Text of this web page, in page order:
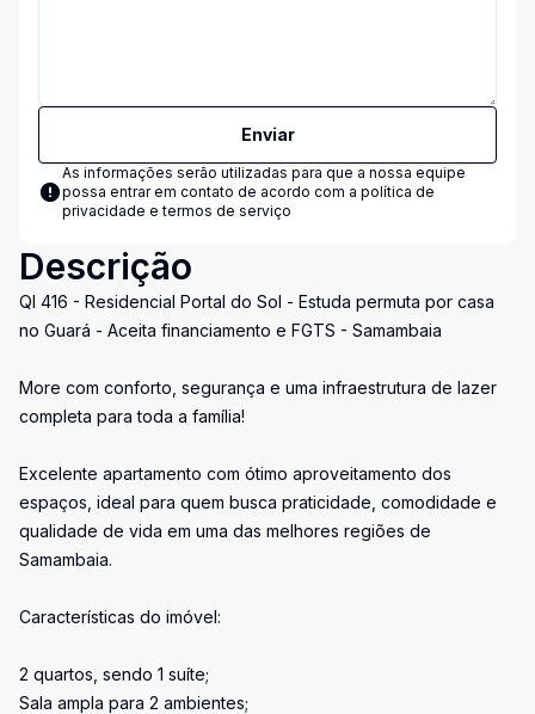
Enviar
As informações serão utilizadas para que a nossa equipe
possa entrar em contato de acordo com a política de
privacidade e termos de serviço
Descrição
QI 416 - Residencial Portal do Sol - Estuda permuta por casa
no Guará - Aceita financiamento e FGTS - Samambaia
More com conforto, segurança e uma infraestrutura de lazer
completa para toda a família!
Excelente apartamento com ótimo aproveitamento dos
espaços, ideal para quem busca praticidade, comodidade e
qualidade de vida em uma das melhores regiões de
Samambaia.
Características do imóvel:
2 quartos, sendo 1 suíte;
Sala ampla para 2 ambientes;